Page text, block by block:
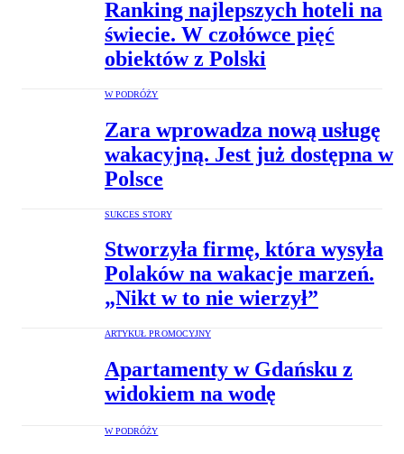
Ranking najlepszych hoteli na
świecie. W czołówce pięć
obiektów z Polski
W PODRÓŻY
Zara wprowadza nową usługę
wakacyjną. Jest już dostępna w
Polsce
SUKCES STORY
Stworzyła firmę, która wysyła
Polaków na wakacje marzeń.
„Nikt w to nie wierzył”
ARTYKUŁ PROMOCYJNY
Apartamenty w Gdańsku z
widokiem na wodę
W PODRÓŻY